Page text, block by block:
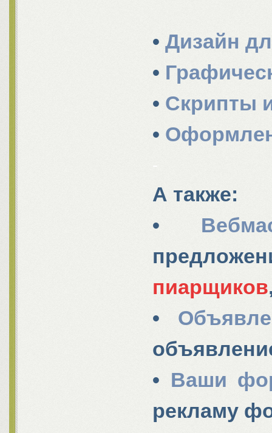
•Дизайн
•
• Скрипты
•
А также:
•
пиарщиков
•
• Ваши
рекламу